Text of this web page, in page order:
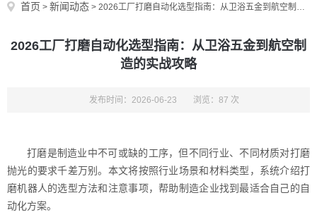
首页 > 新闻动态 > 2026工厂打磨自动化选型指南：从卫浴五金到航空制造的实战攻略
2026工厂打磨自动化选型指南：从卫浴五金到航空制
造的实战攻略
发布时间：2026-06-23 浏览：87 次
打磨是制造业中不可或缺的工序，但不同行业、不同材质对打磨
抛光的要求千差万别。本文将按照行业场景和材料类型，系统介绍打
磨机器人的选型方法和注意事项，帮助制造企业找到最适合自己的自
动化方案。